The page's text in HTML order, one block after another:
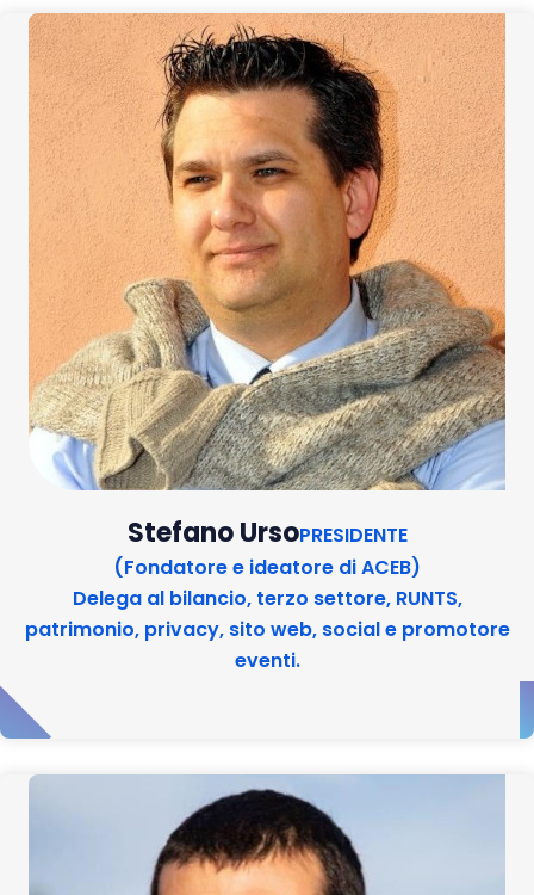
Stefano UrsoPRESIDENTE
(Fondatore e ideatore di ACEB)
Delega al bilancio, terzo settore, RUNTS,
patrimonio, privacy, sito web, social e promotore
eventi.